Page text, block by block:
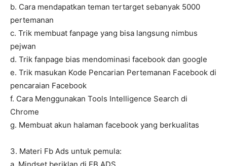
b. Cara mendapatkan teman tertarget sebanyak 5000
pertemanan
c. Trik membuat fanpage yang bisa langsung nimbus
pejwan
d. Trik fanpage bias mendominasi facebook dan google
e. Trik masukan Kode Pencarian Pertemanan Facebook di
pencaraian Facebook
f. Cara Menggunakan Tools Intelligence Search di
Chrome
g. Membuat akun halaman facebook yang berkualitas
3. Materi Fb Ads untuk pemula: